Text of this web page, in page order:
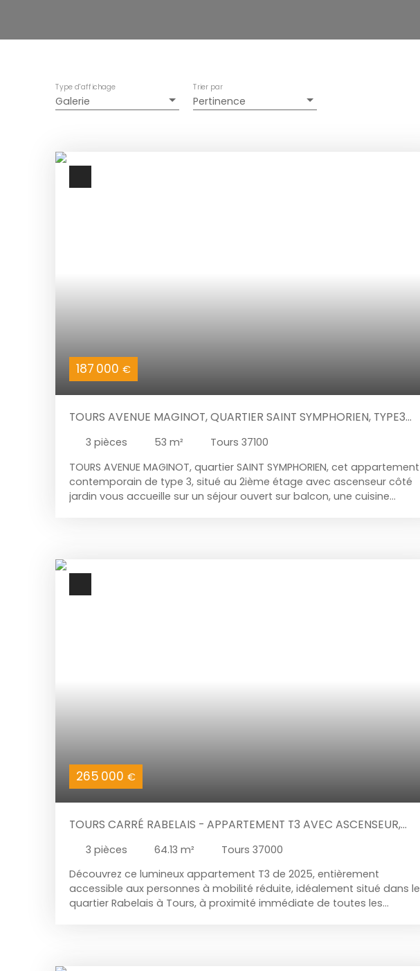
Galerie
Type d'affichage
Pertinence
Trier par
187 000 €
TOURS AVENUE MAGINOT, QUARTIER SAINT SYMPHORIEN, TYPE3
CÔTÉ JARDIN.PARKING SÉCURISÉ.
3 pièces 53 m²
Tours 37100
TOURS AVENUE MAGINOT, quartier SAINT SYMPHORIEN, cet appartement
contemporain de type 3, situé au 2ième étage avec ascenseur côté
jardin vous accueille sur un séjour ouvert sur balcon, une cuisine
265 000 €
TOURS CARRÉ RABELAIS - APPARTEMENT T3 AVEC ASCENSEUR,
3 pièces 64.13 m²
Tours 37000
Découvrez ce lumineux appartement T3 de 2025, entièrement
accessible aux personnes à mobilité réduite, idéalement situé dans le
quartier Rabelais à Tours, à proximité immédiate de toutes les